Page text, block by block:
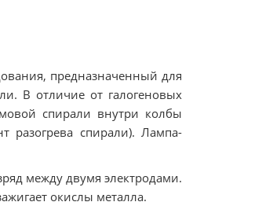
предназначенный для
В отличие от галогеновых
спирали внутри колбы
разогрева спирали). Лампа-
между двумя электродами.
окислы металла.